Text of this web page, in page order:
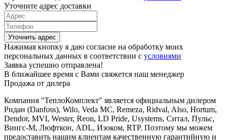
Уточните адрес доставки
Уточнить адрес
Нажимая кнопку я даю согласие на обработку моих
персональных данных в соответствии с условиями
Заявка успешно отправлена!
В ближайшее время с Вами свяжется наш менеджер
Продажа от дилера
Компания "ТеплоКомплект" является официальным дилером
Ридан (Danfoss), Wilo, Veda MC, Remeza, Ridval, Also, Hortum,
Dendor, MVI, Wester, Reon, LD Pride, Usystems, Ситал, Пульс,
Вингс-М, Люфткон, ADL, Изоком, RTP. Поэтому мы можем
предоставить нашим клиентам качественную гарантийную и